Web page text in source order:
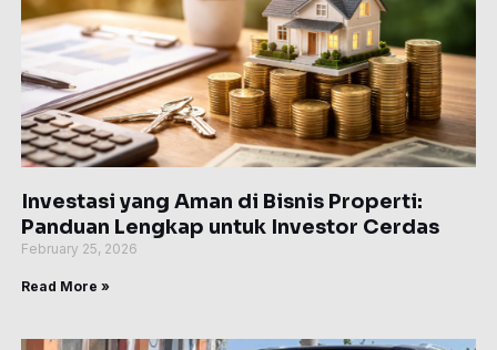
Investasi yang Aman di Bisnis Properti:
Panduan Lengkap untuk Investor Cerdas
February 25, 2026
Read More »